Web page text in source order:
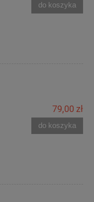
do koszyka
79,00 zł
do koszyka